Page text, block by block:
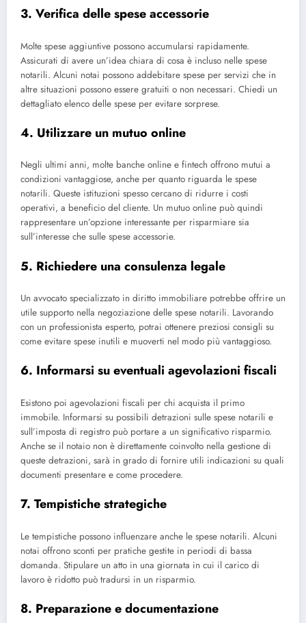
3. Verifica delle spese accessorie
Molte spese aggiuntive possono accumularsi rapidamente.
Assicurati di avere un’idea chiara di cosa ​​è incluso nelle spese
notarili. Alcuni notai possono addebitare spese per servizi che in
altre situazioni possono essere gratuiti o non necessari. Chiedi un
dettagliato elenco delle spese per evitare sorprese.
4. Utilizzare un mutuo online
Negli ultimi anni, molte banche online e fintech offrono mutui a
condizioni vantaggiose, anche per quanto riguarda le spese
notarili. Queste istituzioni spesso cercano di ridurre i costi
operativi, a beneficio del cliente. Un mutuo online può quindi
rappresentare un’opzione interessante per risparmiare sia
sull’interesse che sulle spese accessorie.
5. Richiedere una consulenza legale
Un avvocato specializzato in diritto immobiliare potrebbe offrire un
utile supporto nella negoziazione delle spese notarili. Lavorando
con un professionista esperto, potrai ottenere preziosi consigli su
come evitare spese inutili e muoverti nel modo più vantaggioso.
6. Informarsi su eventuali agevolazioni fiscali
Esistono poi agevolazioni fiscali per chi acquista il primo
immobile. Informarsi su possibili detrazioni sulle spese notarili e
sull’imposta di registro può portare a un significativo risparmio.
Anche se il notaio non è direttamente coinvolto nella gestione di
queste detrazioni, sarà in grado di fornire utili indicazioni su quali
documenti presentare e come procedere.
7. Tempistiche strategiche
Le tempistiche possono influenzare anche le spese notarili. Alcuni
notai offrono sconti per pratiche gestite in periodi di bassa
domanda. Stipulare un atto in una giornata in cui il carico di
lavoro è ridotto può tradursi in un risparmio.
8. Preparazione e documentazione